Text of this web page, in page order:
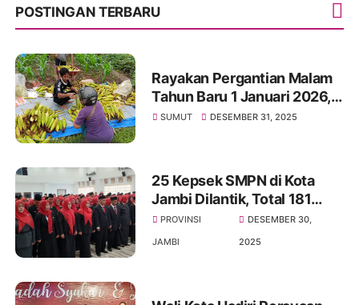
POSTINGAN TERBARU
Rayakan Pergantian Malam
Tahun Baru 1 Januari 2026,
Warga Jambi Pilih Doa
SUMUT DESEMBER 31, 2025
25 Kepsek SMPN di Kota
Jambi Dilantik, Total 181
Kepsek Jenjang PAUD, TK,
SD, Hingga SMP Negeri
PROVINSI
JAMBI
DESEMBER 30,
2025